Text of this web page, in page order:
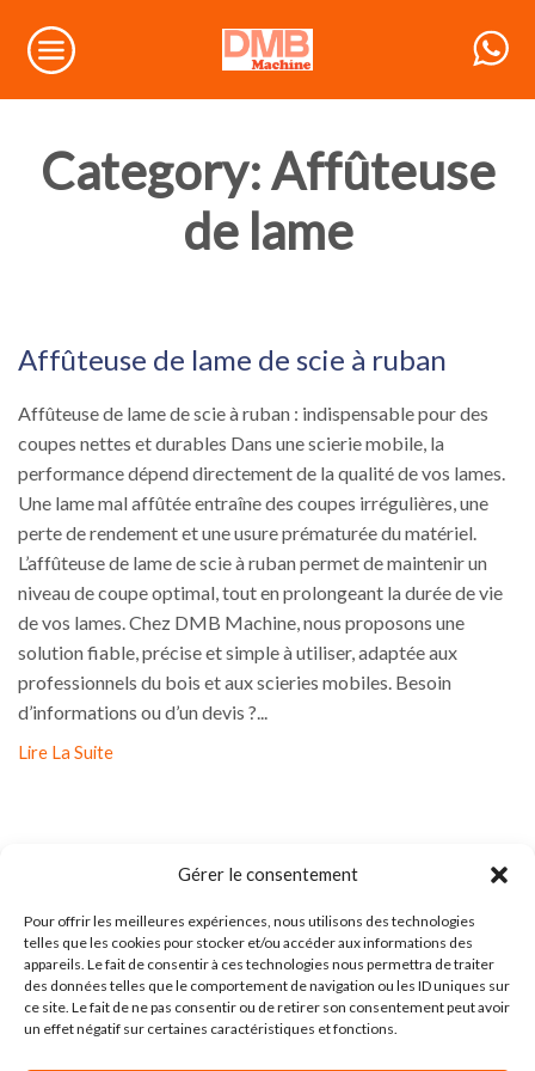
Gérer le consentement
Pour offrir les meilleures expériences, nous utilisons des technologies
telles que les cookies pour stocker et/ou accéder aux informations des
appareils. Le fait de consentir à ces technologies nous permettra de traiter
des données telles que le comportement de navigation ou les ID uniques sur
ce site. Le fait de ne pas consentir ou de retirer son consentement peut avoir
un effet négatif sur certaines caractéristiques et fonctions.
Category: Affûteuse
de lame
Affûteuse de lame
Affûteuse de lame de scie à ruban
Affûteuse de lame de scie à ruban : indispensable pour des
coupes nettes et durables Dans une scierie mobile, la
performance dépend directement de la qualité de vos lames.
Une lame mal affûtée entraîne des coupes irrégulières, une
perte de rendement et une usure prématurée du matériel.
L’affûteuse de lame de scie à ruban permet de maintenir un
niveau de coupe optimal, tout en prolongeant la durée de vie
de vos lames. Chez DMB Machine, nous proposons une
solution fiable, précise et simple à utiliser, adaptée aux
professionnels du bois et aux scieries mobiles. Besoin
d’informations ou d’un devis ?...
Lire La Suite
50 rue du chateau - 02810 Torcy en Valois - France